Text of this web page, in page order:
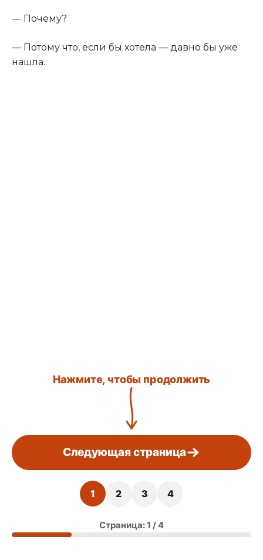
— Почему?
— Потому что, если бы хотела — давно бы уже
нашла.
Нажмите, чтобы продолжить
Следующая страница
1 2 3 4
Страница: 1 / 4